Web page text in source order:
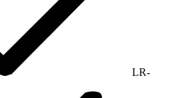
LR-